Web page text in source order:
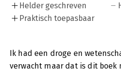
Helder geschreven
Praktisch toepasbaar
Ik had een droge en
verwacht maar dat is dit boek